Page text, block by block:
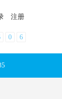
注册
0 6